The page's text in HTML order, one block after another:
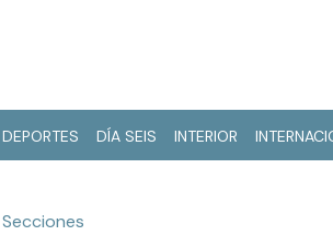
DEPORTES DÍA SEIS INTERIOR
Secciones